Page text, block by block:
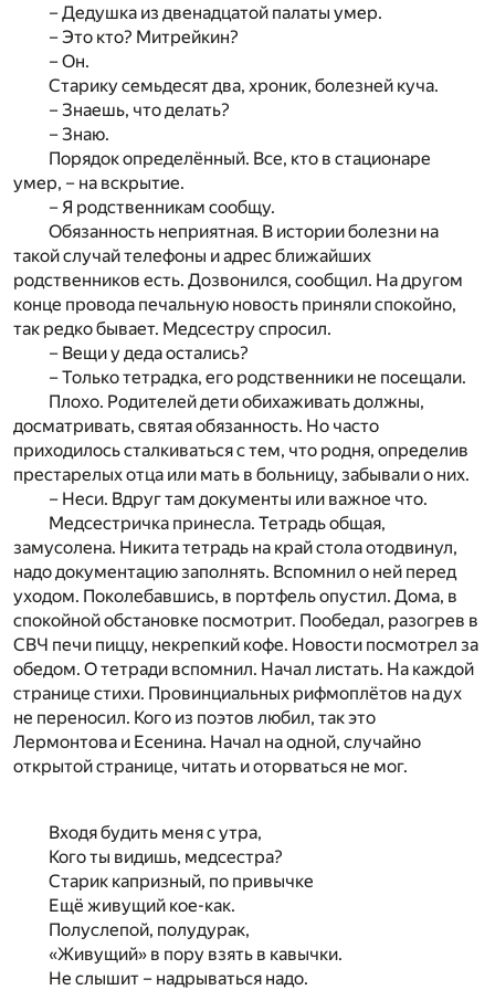
– Дедушка из двенадцатой палаты умер.
– Это кто? Митрейкин?
– Он.
Старику семьдесят два, хроник, болезней куча.
– Знаешь, что делать?
– Знаю.
Порядок определённый. Все, кто в стационаре
умер, – на вскрытие.
– Я родственникам сообщу.
Обязанность неприятная. В истории болезни на
такой случай телефоны и адрес ближайших
родственников есть. Дозвонился, сообщил. На другом
конце провода печальную новость приняли спокойно,
так редко бывает. Медсестру спросил.
– Вещи у деда остались?
– Только тетрадка, его родственники не посещали.
Плохо. Родителей дети обихаживать должны,
досматривать, святая обязанность. Но часто
приходилось сталкиваться с тем, что родня, определив
престарелых отца или мать в больницу, забывали о них.
– Неси. Вдруг там документы или важное что.
Медсестричка принесла. Тетрадь общая,
замусолена. Никита тетрадь на край стола отодвинул,
надо документацию заполнять. Вспомнил о ней перед
уходом. Поколебавшись, в портфель опустил. Дома, в
спокойной обстановке посмотрит. Пообедал, разогрев в
СВЧ печи пиццу, некрепкий кофе. Новости посмотрел за
обедом. О тетради вспомнил. Начал листать. На каждой
странице стихи. Провинциальных рифмоплётов на дух
не переносил. Кого из поэтов любил, так это
Лермонтова и Есенина. Начал на одной, случайно
открытой странице, читать и оторваться не мог.
Входя будить меня с утра,
Кого ты видишь, медсестра?
Старик капризный, по привычке
Ещё живущий кое-как.
Полуслепой, полудурак,
«Живущий» в пору взять в кавычки.
Не слышит – надрываться надо.